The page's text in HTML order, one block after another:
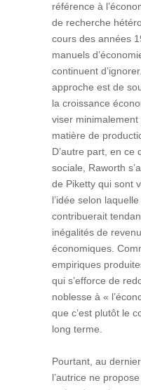
référence à
de recherche
cours des années
manuels
continuent
approche est de
la croissance
viser
matière de
D’autre part, en ce
sociale, Raworth
de Piketty qui sont
l’idée selon
contribuerait
inégalités de
économiques.
empiriques
qui s’efforce de
noblesse à «
que c’est plutôt le
long terme.
Pourtant, au
l’autrice ne